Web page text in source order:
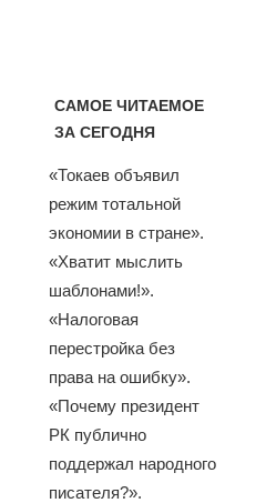
САМОЕ ЧИТАЕМОЕ
ЗА СЕГОДНЯ
«Токаев объявил
режим тотальной
экономии в стране».
«Хватит мыслить
шаблонами!».
«Налоговая
перестройка без
права на ошибку».
«Почему президент
РК публично
поддержал народного
писателя?».